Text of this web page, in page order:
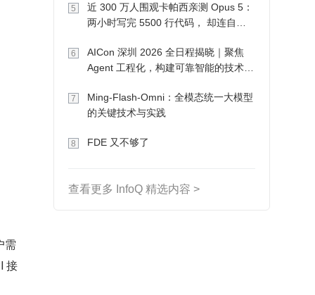
需
接
5
近 300 万人围观卡帕西亲测 Opus 5：
两小时写完 5500 行代码， 却连自己
6
AICon 深圳 2026 全日程揭晓｜聚焦
Agent 工程化，构建可靠智能的技术路
7
Ming-Flash-Omni：全模态统一大模型
的关键技术与实践
8 FDE 又不够了
查看更多 InfoQ 精选内容 >